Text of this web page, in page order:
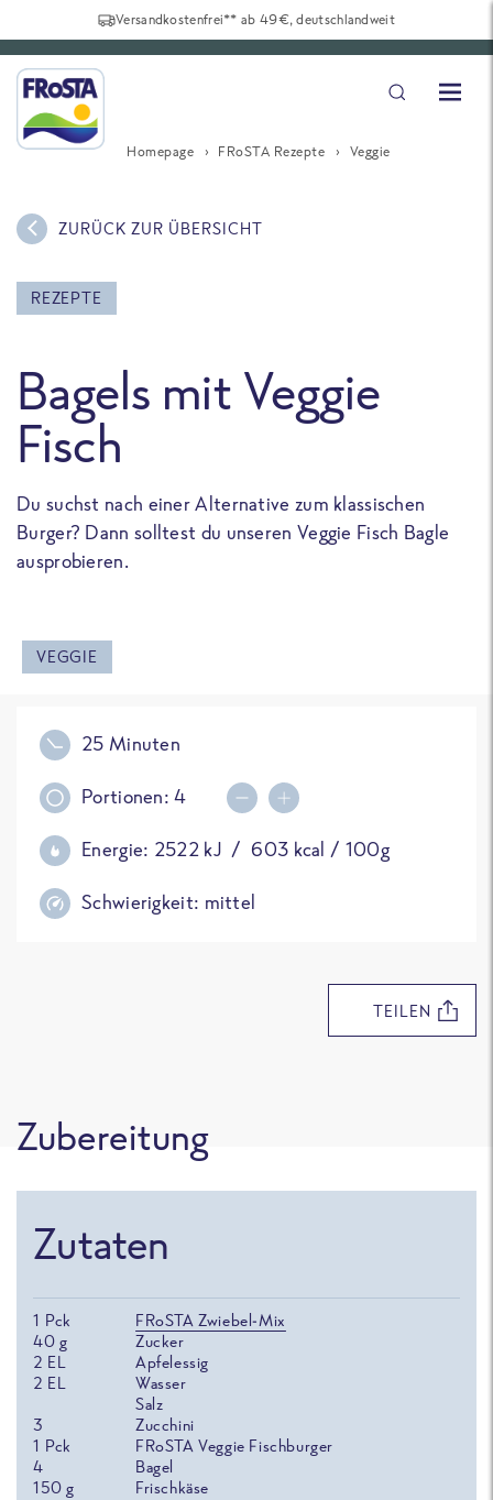
Versandkostenfrei** ab 49€, deutschlandweit
Homepage FRoSTA Rezepte Veggie
REZEPTE
Bagels mit Veggie
Fisch
Du suchst nach einer Alternative zum klassischen
Burger? Dann solltest du unseren Veggie Fisch Bagle
ausprobieren.
ZURÜCK ZUR ÜBERSICHT
VEGGIE
25 Minuten
Portionen:4
Energie: 2522kJ / 603 kcal / 100g
Schwierigkeit: mittel
TEILEN
Zubereitung
Zutaten
1 Pck
FRoSTA Zwiebel-Mix
40 g
Zucker
2 EL
Apfelessig
2 EL
Wasser
Salz
3
Zucchini
1 Pck
FRoSTA Veggie Fischburger
4
Bagel
150 g Frischkäse